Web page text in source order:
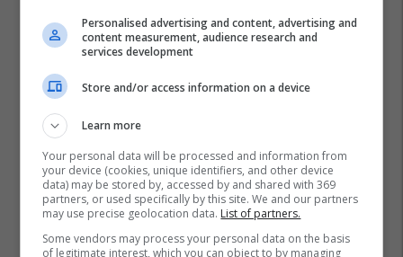
Personalised advertising and content, advertising and
content measurement, audience research and
services development
Store and/or access information on a device
Learn more
Your personal data will be processed and information from
your device (cookies, unique identifiers, and other device
data) may be stored by, accessed by and shared with 369
partners, or used specifically by this site. We and our partners
may use precise geolocation data. List of partners.
Some vendors may process your personal data on the basis
of legitimate interest, which you can object to by managing